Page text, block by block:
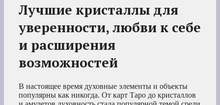
Лучшие кристаллы для
уверенности, любви к себе
и расширения
возможностей
В настоящее время духовные элементы и объекты
популярны как никогда. От карт Таро до кристаллов